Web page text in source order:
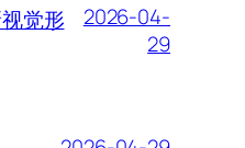
觉形
2026-04-
29